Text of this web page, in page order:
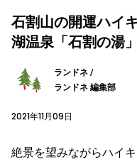
石割山の開運ハイ
湖温泉「石割の湯
ランドネ /
ランドネ 編集部
2021年11月09日
絶景を望みながらハイ